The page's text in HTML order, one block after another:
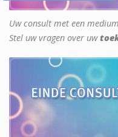
Uw consult met een
Stel uw vragen over uw